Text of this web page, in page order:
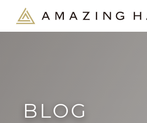
BLOG